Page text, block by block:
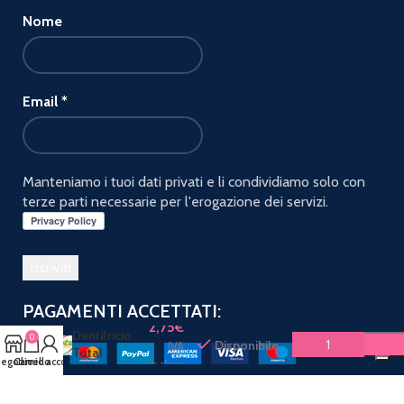
Nome
Email *
Manteniamo i tuoi dati privati e li condividiamo solo con
terze parti necessarie per l'erogazione dei servizi.
PAGAMENTI ACCETTATI:
COLGATE
DENTIFRICIO
Dentifricio
Total
Freschezza
2,75€
IVA
inclusa
Disponibile
0
Carrello
Il mio account